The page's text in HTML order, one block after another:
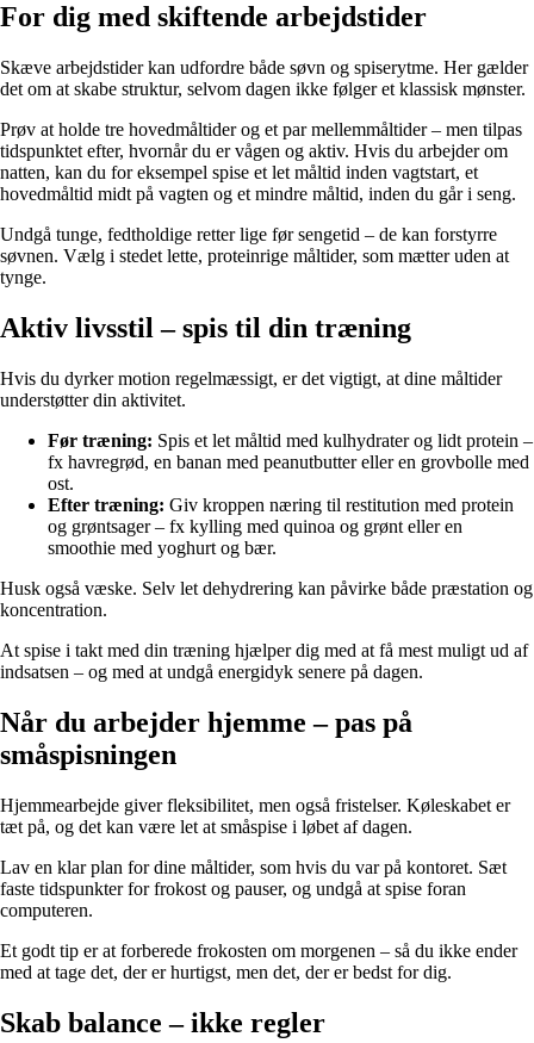
For dig med skiftende arbejdstider
Skæve arbejdstider kan udfordre både søvn og spiserytme. Her gælder
det om at skabe struktur, selvom dagen ikke følger et klassisk mønster.
Prøv at holde tre hovedmåltider og et par mellemmåltider – men tilpas
tidspunktet efter, hvornår du er vågen og aktiv. Hvis du arbejder om
natten, kan du for eksempel spise et let måltid inden vagtstart, et
hovedmåltid midt på vagten og et mindre måltid, inden du går i seng.
Undgå tunge, fedtholdige retter lige før sengetid – de kan forstyrre
søvnen. Vælg i stedet lette, proteinrige måltider, som mætter uden at
tynge.
Aktiv livsstil – spis til din træning
Hvis du dyrker motion regelmæssigt, er det vigtigt, at dine måltider
understøtter din aktivitet.
Før træning: Spis et let måltid med kulhydrater og lidt protein –
fx havregrød, en banan med peanutbutter eller en grovbolle med
ost.
Efter træning: Giv kroppen næring til restitution med protein
og grøntsager – fx kylling med quinoa og grønt eller en
smoothie med yoghurt og bær.
Husk også væske. Selv let dehydrering kan påvirke både præstation og
koncentration.
At spise i takt med din træning hjælper dig med at få mest muligt ud af
indsatsen – og med at undgå energidyk senere på dagen.
Når du arbejder hjemme – pas på
småspisningen
Hjemmearbejde giver fleksibilitet, men også fristelser. Køleskabet er
tæt på, og det kan være let at småspise i løbet af dagen.
Lav en klar plan for dine måltider, som hvis du var på kontoret. Sæt
faste tidspunkter for frokost og pauser, og undgå at spise foran
computeren.
Et godt tip er at forberede frokosten om morgenen – så du ikke ender
med at tage det, der er hurtigst, men det, der er bedst for dig.
Skab balance – ikke regler